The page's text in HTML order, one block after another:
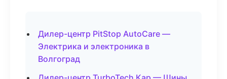
Дилер-центр PitStop AutoCare —
Электрика и электроника в
Волгоград